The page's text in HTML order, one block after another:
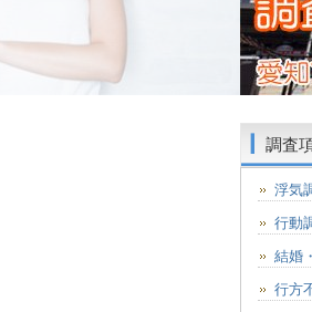
調査
浮気
行動
結婚
行方